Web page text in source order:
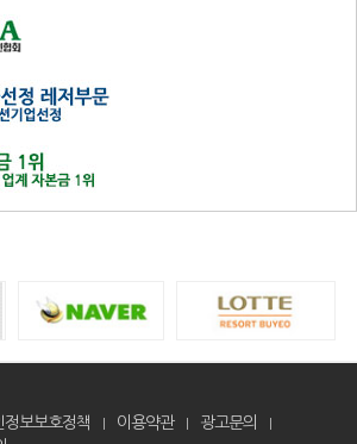
정보보호정책 이용약관
광고문의